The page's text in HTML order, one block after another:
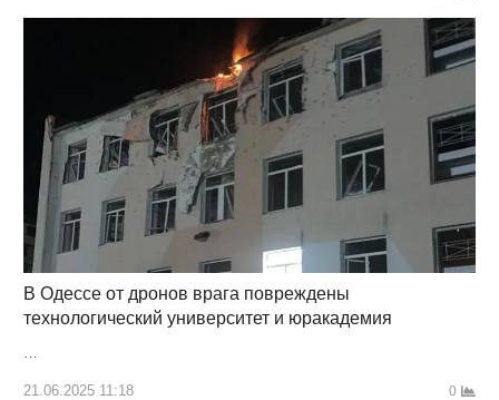
В Одессе от дронов врага повреждены
технологический университет и юракадемия
21.06.2025 11:18 0